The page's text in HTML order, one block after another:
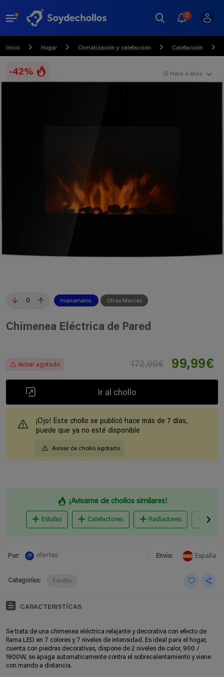
0
Inicio Hogar Climatización y calefacción Calefacción
-42%
0 manomano Otras Marcas
Hace 4 años
Chimenea Eléctrica de Pared
Avisar agotado 172,99€ 99,99€
Ir al chollo
¡Ojo! Este chollo se publicó hace más de 7 días,
puede que ya no esté disponible
Avisar de chollo agotado
¡Avisame de chollos similares!
Estufas Calefactores Radiadores
Por: ofertas Envio: España
Categorías: Estufas
CARACTERISTÍCAS
Se trata de una chimenea eléctrica relajante y decorativa con efecto de
llama LED en 7 colores y 7 niveles de intensidad. Es ideal para el hogar,
cuenta con piedras decorativas, dispone de 2 niveles de calor, 900 /
1800W, se apaga automaticamente contra el sobrecalentamiento y viene
con mando a distancia.